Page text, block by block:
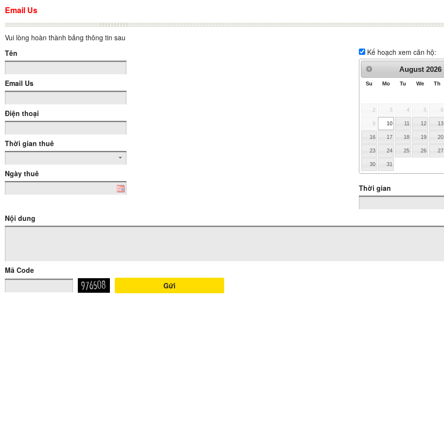
Email Us
Vui lòng hoàn thành bảng thông tin sau
Tên
Email Us
Điện thoại
Thời gian thuê
Ngày thuê
Kế hoạch xem căn hộ:
August 2026
Su Mo Tu We Th
2 3 4 5 6
9 10 11 12 13
16 17 18 19 20
23 24 25 26 27
30 31
Thời gian
Nội dung
Mã Code